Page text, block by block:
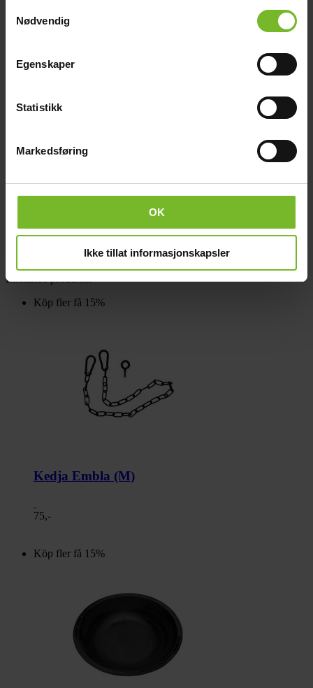
Nødvendig
Egenskaper
Statistikk
Markedsføring
OK
Ikke tillat informasjonskapsler
Köp fler få 15%
395,-
Liknande produkter
Köp fler få 15%
Kedja Embla (M)
75,-
Köp fler få 15%